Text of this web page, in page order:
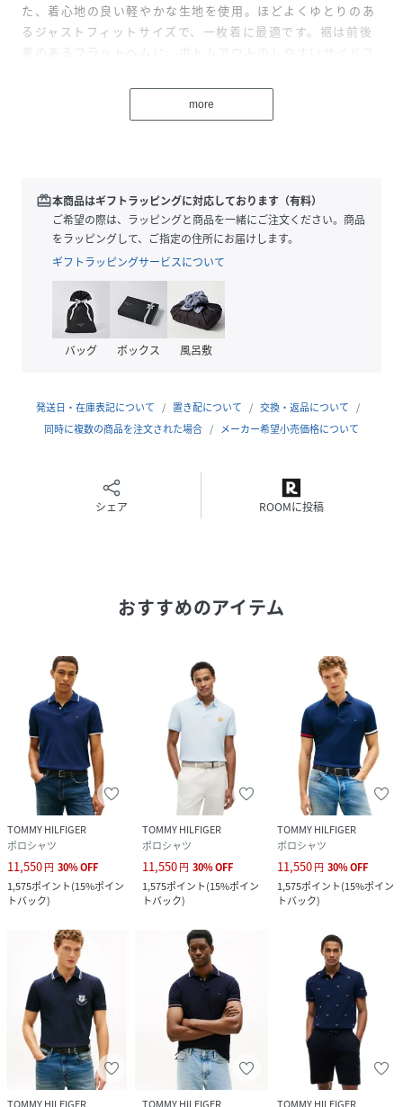
た、着心地の良い軽やかな生地を使用。ほどよくゆとりのあ
るジャストフィットサイズで、一枚着に最適です。裾は前後
差のあるフラットヘムに、ボトムアウトのしやすいサイドス
XL：着丈73cm 身幅58cm 肩幅48cm 袖丈24cm
【TOMMY HILFIGER】
永遠のアメリカンクラシックをベースにモダンなひねりを加
えたデザインが人気のトミーヒルフィガー。都会的で洗練さ
れたメンズ・ウィメンズに加え、チルドレン、ゴルフライ
ン、そしてよりカジュアルなデニムラインと豊富なカテゴリ
ーが揃うグローバルブランド。
原産国 ベトナム
綿80% ポリエステル20%
X-SMALL、SMALL、MEDIUM、LARGE、X-
more
redeem本商品はギフトラッピングに対応しております（有料）
ご希望の際は、ラッピングと商品を一緒にご注文ください。商品
をラッピングして、ご指定の住所にお届けします。
ギフトラッピングサービスについて
バッグ ボックス 風呂敷
発送日・在庫表記について 置き配について
交換・返品について
同時に複数の商品を注文された場合
メーカー希望小売価格について
シェア ROOMに投稿
おすすめのアイテム
TOMMY HILFIGER
ポロシャツ
11,550円 30%OFF
1,575ポイント(15%ポイン
トバック)
TOMMY HILFIGER
ポロシャツ
11,550円 30%OFF
1,575ポイント(15%ポイン
トバック)
TOMMY HILFIGER
ポロシャツ
11,550円 30%OFF
1,575ポイント(15%ポイン
トバック)
TOMMY HILFIGER TOMMY HILFIGER TOMMY HILFIGER